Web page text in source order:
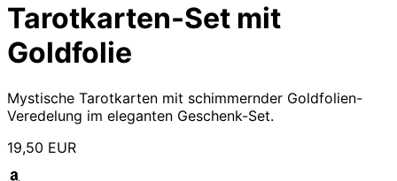
Tarotkarten-Set mit
Goldfolie
Mystische Tarotkarten mit schimmernder Goldfolien-
Veredelung im eleganten Geschenk-Set.
19,50 EUR